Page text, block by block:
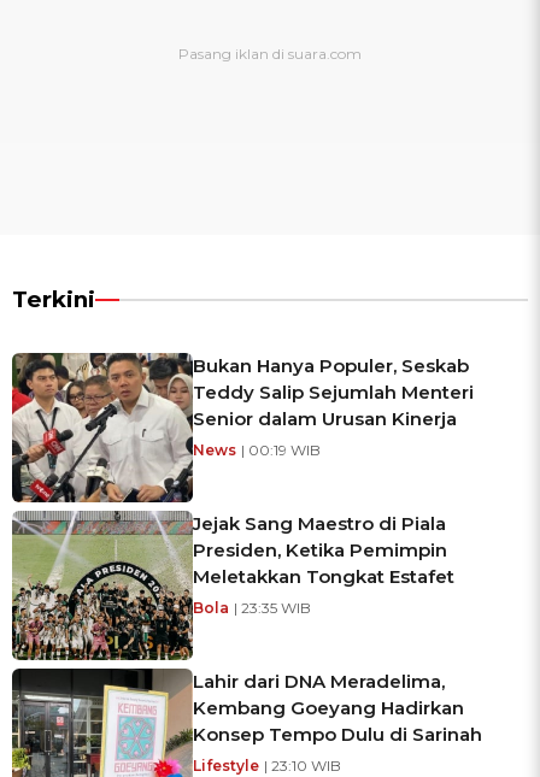
Terkini
Bukan Hanya Populer, Seskab
Teddy Salip Sejumlah Menteri
Senior dalam Urusan Kinerja
News | 00:19 WIB
Jejak Sang Maestro di Piala
Presiden, Ketika Pemimpin
Meletakkan Tongkat Estafet
Bola | 23:35 WIB
Lahir dari DNA Meradelima,
Kembang Goeyang Hadirkan
Konsep Tempo Dulu di Sarinah
Lifestyle | 23:10 WIB